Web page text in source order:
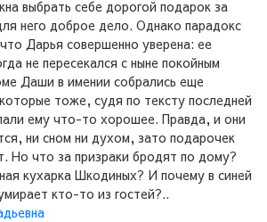
выбрать себе дорогой подарок за
него доброе дело. Однако парадокс
Дарья совершенно уверена: ее
не пересекался с ныне покойным
Даши в имении собрались еще
тоже, судя по тексту последней
ему что-то хорошее. Правда, и они
ни сном ни духом, зато подарочек
Но что за призраки бродят по дому?
кухарка Шкодиных? И почему в синей
кто-то из гостей?..